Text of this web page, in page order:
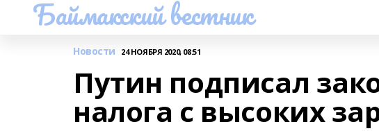
Баймакский вестник
Новости 24 НОЯБРЯ 2020, 08:51
Путин подписал
налога с высоких